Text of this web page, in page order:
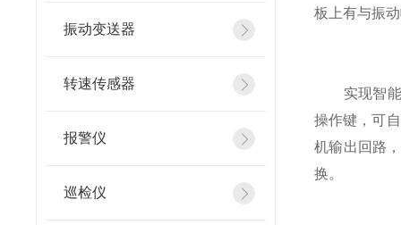
振动变送器
转速传感器
报警仪
巡检仪
板上有与振
实现智能处
操作键，可
机输出回路
换。